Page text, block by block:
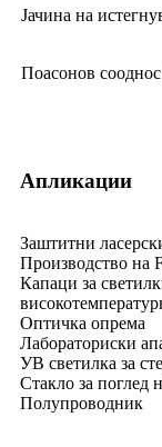
Јачина на
Поасонов
Апликации
Заштитни
Производство на
Капаци за
Оптичка опрема
Лабораториски
УВ светилка за
Стакло за поглед
Полупроводник